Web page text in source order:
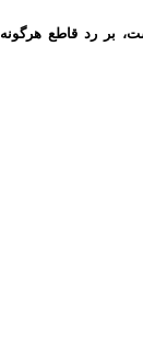
بر رد قاطع هرگونه